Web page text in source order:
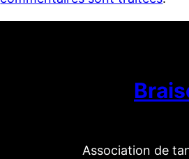
Association de